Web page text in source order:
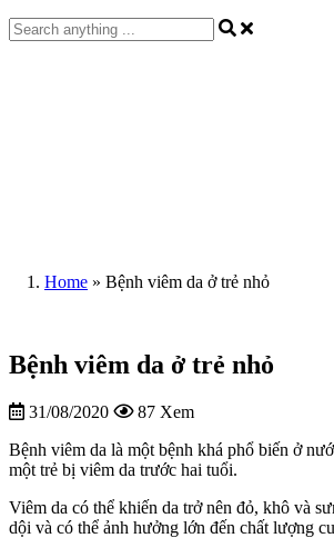
Home » Bệnh viêm da ở trẻ nhỏ
Bệnh viêm da ở trẻ nhỏ
31/08/2020 87 Xem
Bệnh viêm da là một bệnh khá phổ biến ở
một trẻ bị viêm da trước hai tuổi.
Viêm da có thể khiến da trở nên đỏ, khô và
dội và có thể ảnh hưởng lớn đến chất lượng